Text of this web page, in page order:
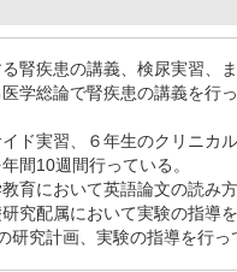
腎疾患の講義、検尿実習、
学総論で腎疾患の講義を行
ド実習、６年生のクリニカ
間10週間行っている。
育において英語論文の読み
究配属において実験の指導を
研究計画、実験の指導を行っ